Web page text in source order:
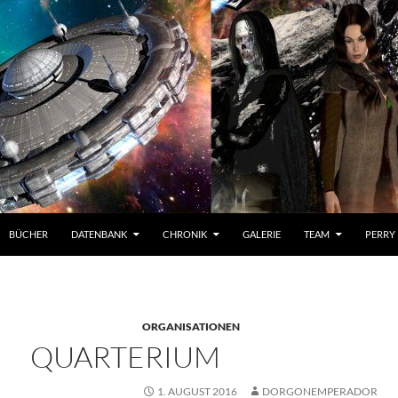
BÜCHER DATENBANK CHRONIK GALERIE TEAM
ORGANISATIONEN
QUARTERIUM
1. AUGUST 2016 DORGONEMPERADOR